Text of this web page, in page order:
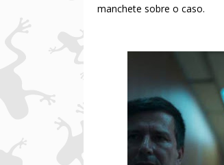
manchete sobre o caso.